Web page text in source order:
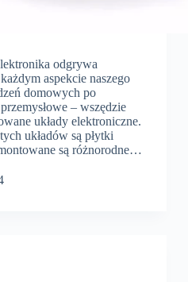
odgrywa
aspekcie naszego
domowych po
– wszędzie
układy elektroniczne.
układów są płytki
są różnorodne…